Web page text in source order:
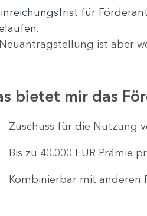
für
ist aber
bietet mir das
Zuschuss für die Nutzung
Bis zu 40.000 EUR Prämie
Kombinierbar mit anderen